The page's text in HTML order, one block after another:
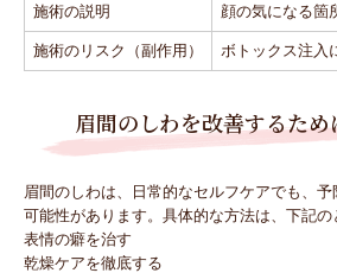
施術の説明 顔の気になる箇
施術のリスク（副作用） ボトックス注入
眉間のしわを改善するため
眉間のしわは、日常的なセルフケアでも、
可能性があります。具体的な方法は、下記の
表情の癖を治す
乾燥ケアを徹底する